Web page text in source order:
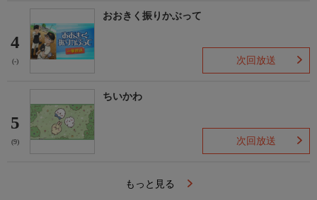
4
(-)
おおきく振りかぶって
次回放送
5
(9)
ちいかわ
次回放送
もっと見る